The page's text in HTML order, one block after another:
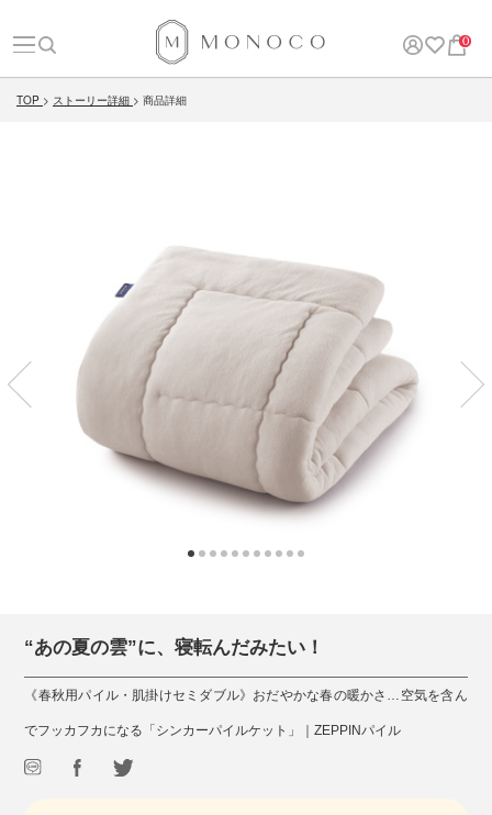
0
TOP ストーリー詳細 商品詳細
“あの夏の雲”に、寝転んだみたい！
《春秋用パイル・肌掛けセミダブル》おだやかな春の暖かさ…空気を含ん
でフッカフカになる「シンカーパイルケット」｜ZEPPINパイル